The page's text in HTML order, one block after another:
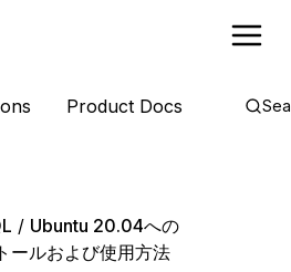
Product Docs
Ubuntu 20.04への
ールおよび使用方法